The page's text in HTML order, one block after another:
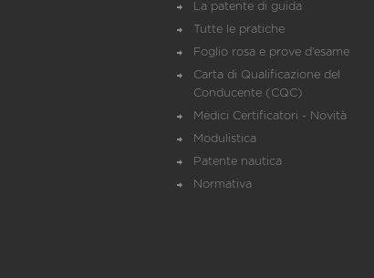
La patente di guida
Tutte le pratiche
Foglio rosa e prove d’esame
Carta di Qualificazione del
Conducente (CQC)
Medici Certificatori - Novità
Modulistica
Patente nautica
Normativa